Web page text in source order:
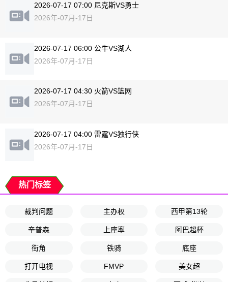
2026-07-17 07:00 尼克斯VS勇士
2026年-07月-17日
2026-07-17 06:00 公牛VS湖人
2026年-07月-17日
2026-07-17 04:30 火箭VS篮网
2026年-07月-17日
2026-07-17 04:00 雷霆VS独行侠
2026年-07月-17日
热门标签
裁判问题 主办权 西甲第13轮
辛普森 上座率 阿巴超杯
街角 铁骑 底座
打开电视 FMVP 美女超